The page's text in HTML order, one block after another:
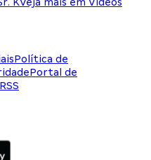
KVeja mais em Vídeos
Política de
Portal de
RSS